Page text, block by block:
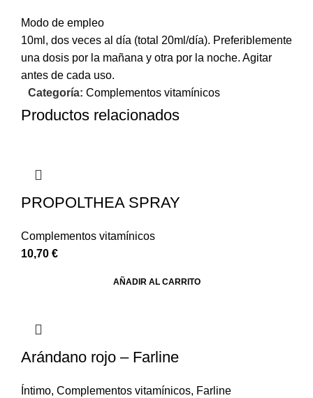
Modo de empleo
10ml, dos veces al día (total 20ml/día). Preferiblemente
una dosis por la mañana y otra por la noche. Agitar
antes de cada uso.
Categoría: Complementos vitamínicos
Productos relacionados
PROPOLTHEA SPRAY
Complementos vitamínicos
10,70 €
AÑADIR AL CARRITO
Arándano rojo – Farline
Íntimo, Complementos vitamínicos, Farline